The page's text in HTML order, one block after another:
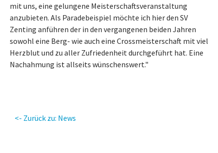
mit uns, eine gelungene Meisterschaftsveranstaltung
anzubieten. Als Paradebeispiel möchte ich hier den SV
Zenting anführen der in den vergangenen beiden Jahren
sowohl eine Berg- wie auch eine Crossmeisterschaft mit viel
Herzblut und zu aller Zufriedenheit durchgeführt hat. Eine
Nachahmung ist allseits wünschenswert."
<- Zurück zu: News